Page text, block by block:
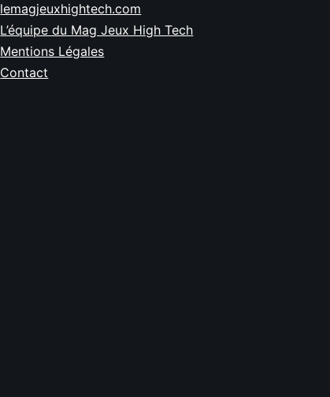
lemagjeuxhightech.com
L’équipe du Mag Jeux High Tech
Mentions Légales
Contact